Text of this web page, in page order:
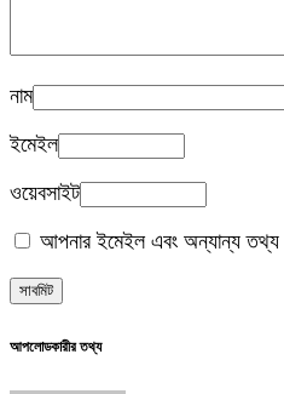
নাম
ইমেইল
ওয়েবসাইট
আপনার ইমেইল এবং অন্যান্য তথ্য
আপলোডকারীর তথ্য